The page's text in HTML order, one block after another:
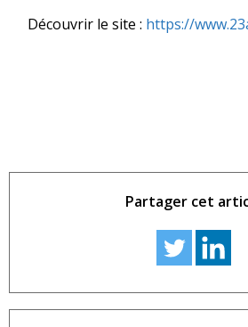
Découvrir le site : https://
Partager cet